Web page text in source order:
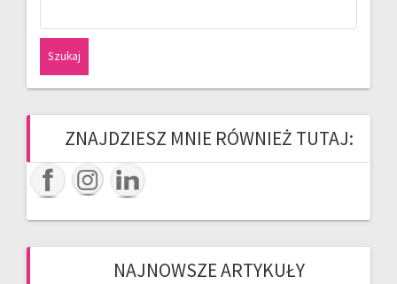
ZNAJDZIESZ MNIE RÓWNIEŻ TUTAJ:
NAJNOWSZE ARTYKUŁY